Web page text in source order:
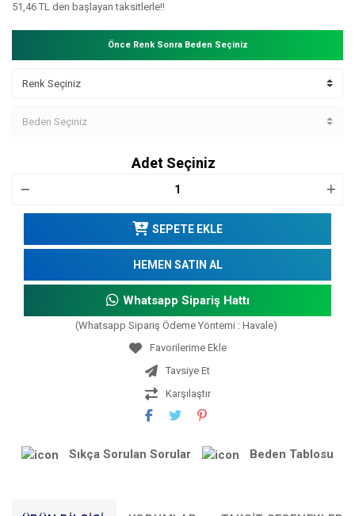
51,46 TL den başlayan taksitlerle!!
Önce Renk Sonra Beden Seçiniz
Adet Seçiniz
SEPETE EKLE
HEMEN SATIN AL
Whatsapp Sipariş Hattı
(Whatsapp Sipariş Ödeme Yöntemi : Havale)
Tavsiye Et
Karşılaştır
Sıkça Sorulan Sorular Beden Tablosu